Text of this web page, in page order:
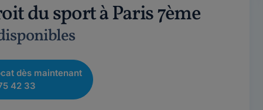
du sport à Paris 7ème
dès maintenant
42 33